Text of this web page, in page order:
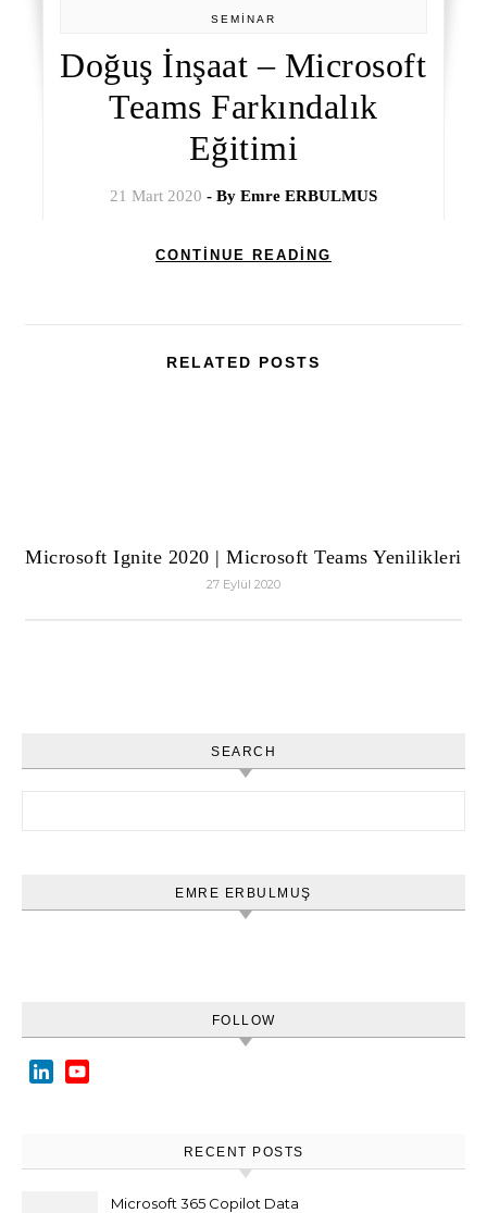
SEMİNAR
Doğuş İnşaat – Microsoft
Teams Farkındalık
Eğitimi
21 Mart 2020 - By Emre ERBULMUS
CONTINUE READING
RELATED POSTS
Microsoft Ignite 2020 | Microsoft Teams Yenilikleri
27 Eylül 2020
SEARCH
EMRE ERBULMUŞ
FOLLOW
LinkedIn
RECENT POSTS
Microsoft 365 Copilot Data